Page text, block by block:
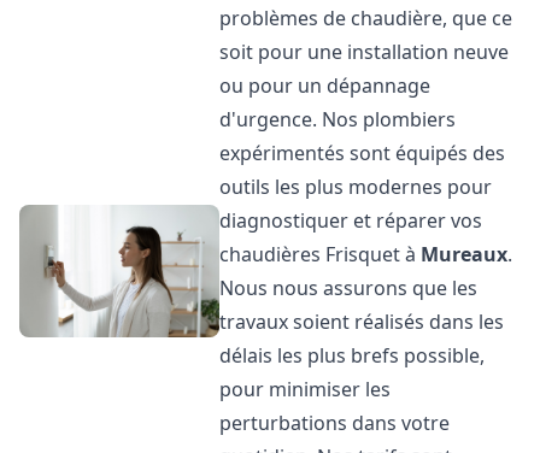
problèmes de chaudière, que ce
soit pour une installation neuve
ou pour un dépannage
d'urgence. Nos plombiers
expérimentés sont équipés des
outils les plus modernes pour
diagnostiquer et réparer vos
chaudières Frisquet à Mureaux.
Nous nous assurons que les
travaux soient réalisés dans les
délais les plus brefs possible,
pour minimiser les
perturbations dans votre